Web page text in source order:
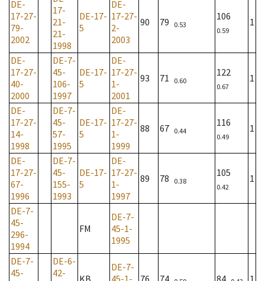
DE-
17-27-
79-
2002
17-
21-
21-
1998
DE-17-
5
DE-
17-27-
2-
2003
90 79 0.53
106
0.59
1
DE-
17-27-
40-
2000
DE-7-
45-
106-
1997
DE-17-
5
DE-
17-27-
1-
2001
93 71 0.60
122
0.67
1
DE-
17-27-
14-
1998
DE-7-
45-
57-
1995
DE-17-
5
DE-
17-27-
1-
1999
88 67 0.44
116
0.49
1
DE-
17-27-
67-
1996
DE-7-
45-
155-
1993
DE-17-
5
DE-
17-27-
1-
1997
89 78 0.38
105
0.42
1
DE-7-
45-
296-
1994
FM
DE-7-
45-1-
1995
DE-7-
45-
DE-6-
42-
DE-7-